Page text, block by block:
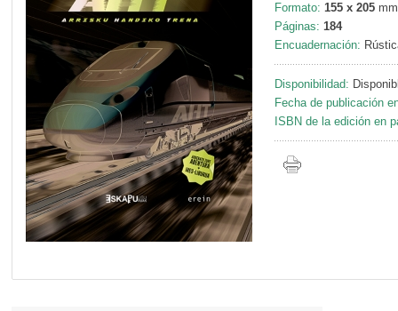
Formato: 155 x 205 mm
Páginas: 184
Encuadernación:
Disponibilidad:
Fecha de publicación
ISBN de la edición en